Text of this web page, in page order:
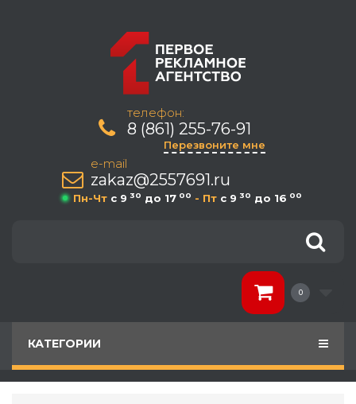
телефон:
8 (861) 255-76-91
Перезвоните мне
e-mail
zakaz@2557691.ru
Пн-Чт c 9 30 до 17 00 - Пт c 9 30 до 16 00
0
КАТЕГОРИИ